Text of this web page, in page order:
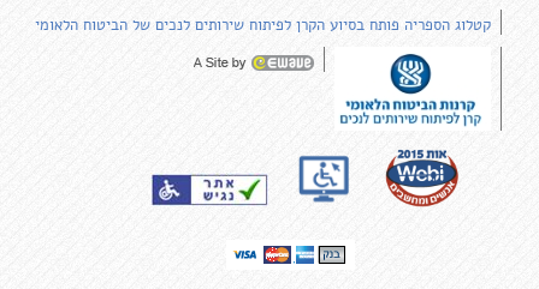
קטלוג הספריה פותח בסיוע הקרן לפיתוח שירותים לנכים של הביטוח הלאומי